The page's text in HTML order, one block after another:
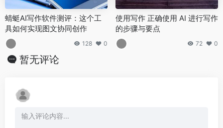
蜻蜓AI写作软件测评：这个工
具如何实现图文协同创作
128 0
使用写作 正确使用 AI 进行写作
的步骤与要点
72 0
暂无评论